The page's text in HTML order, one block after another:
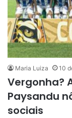
Maria Luiza 10
Vergonha?
Paysandu
sociais